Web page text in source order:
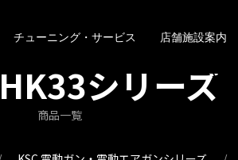
チューニング・サービス 店舗施設案内
シリーズ
商品一覧